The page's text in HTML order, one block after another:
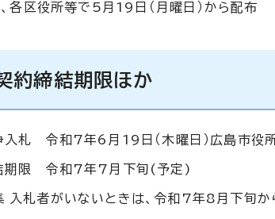
各区役所等で5月19日（月曜日）から配布
約締結期限ほか
入札 令和7年6月19日（木曜日）広島市役
期限 令和7年7月下旬(予定)
入札者がいないときは、令和7年8月下旬か